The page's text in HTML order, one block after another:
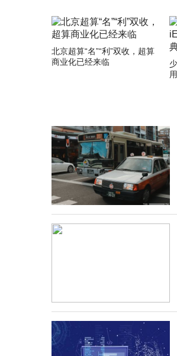
北京超算“名”“利”双收，超算
商业化已经来临